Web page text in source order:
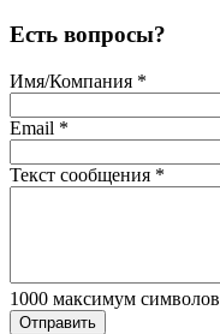
Есть вопросы?
Имя/Компания *
Email *
Текст сообщения *
1000 максимум символов
Отправить